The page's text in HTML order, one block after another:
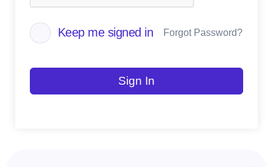
Keep me signed in Forgot Password?
Sign In